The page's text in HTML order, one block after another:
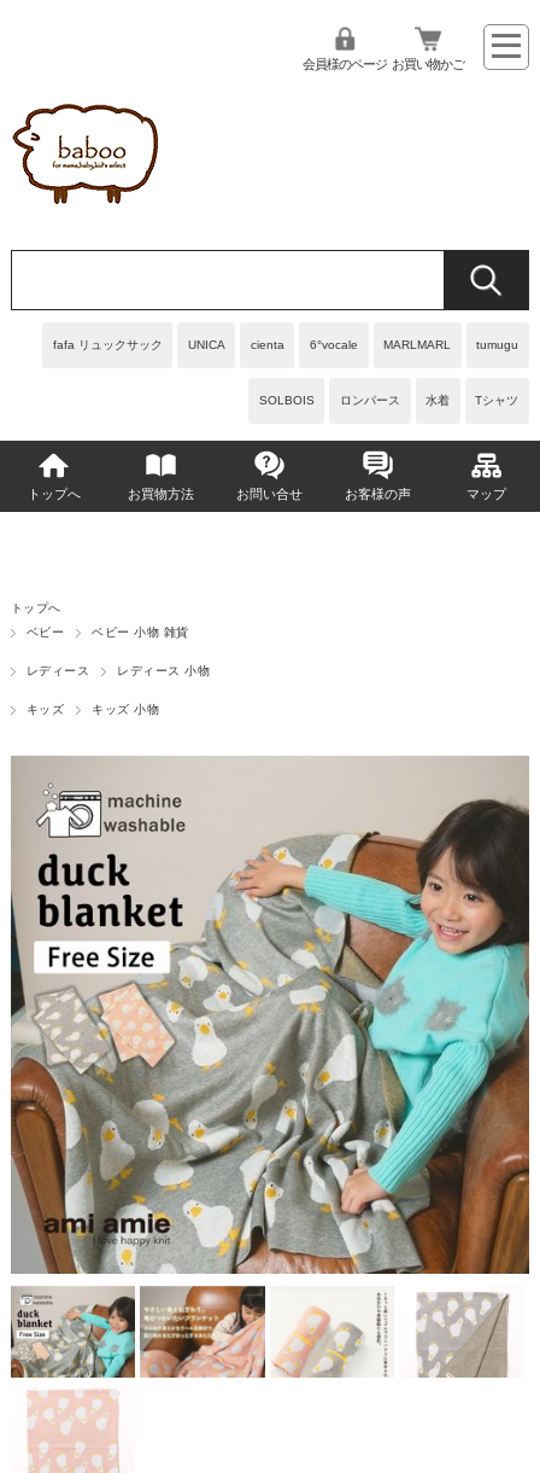
fafa リュックサック UNICA cienta 6°vocale MARLMARL tumugu
SOLBOIS ロンパース 水着 Tシャツ
会員様のページ お買い物かご
トップへ お買物方法 お問い合せ お客様の声 マップ
トップへ
ベビー
ベビー 小物 雑貨
レディース レディース 小物
キッズ キッズ 小物